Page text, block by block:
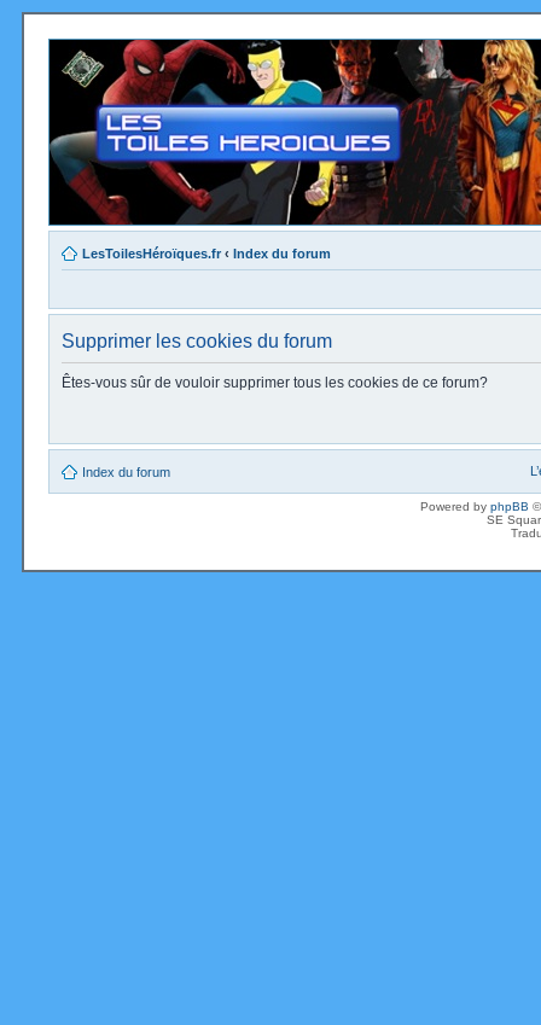
LesToilesHéroïques.fr ‹ Index du forum
Supprimer les cookies du forum
Êtes-vous sûr de vouloir supprimer tous les cookies de ce forum?
Index du forum
Powered by phpBB
SE